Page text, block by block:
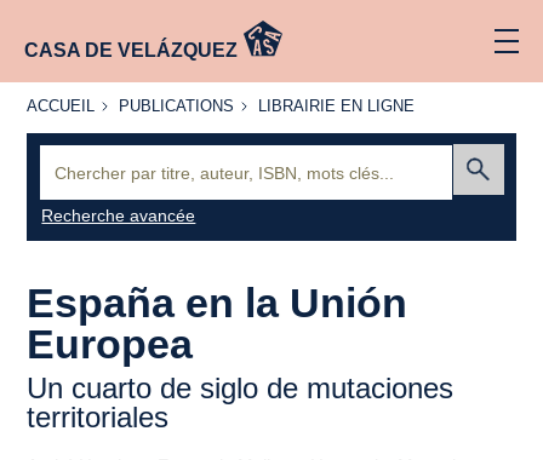
CASA DE VELÁZQUEZ
ACCUEIL
ACCUEIL PUBLICATIONS
PUBLICATIONS
LIBRAIRIE
LIBRAIRIE EN LIGNE
Recherche avancée
España en la Unión
Europea
Un cuarto de siglo de mutaciones
territoriales